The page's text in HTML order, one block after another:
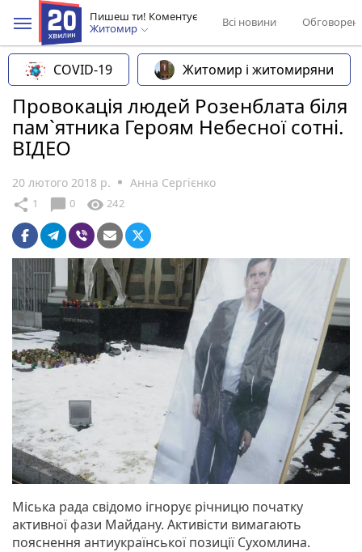
Пишеш ти! Коментує
Житомир
Всі новини
COVID-19 Житомир і житомиряни
Провокація людей Розенблата біля
пам`ятника Героям Небесної сотні.
ВІДЕО
20 лютого 2018 р. Анна Сергієнко
share 1 chat_bubble 0 visibility 242
Міська рада свідомо ігнорує річницю початку
активної фази Майдану. Активісти вимагають
пояснення антиукраїнської позиції Сухомлина.